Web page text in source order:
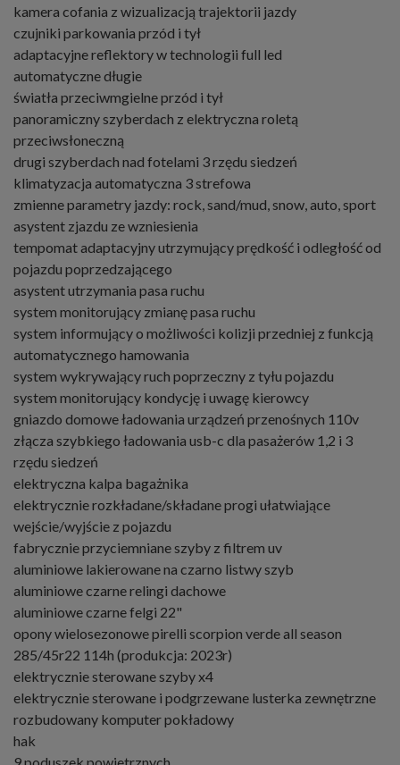
kamera cofania z wizualizacją trajektorii jazdy
czujniki parkowania przód i tył
adaptacyjne reflektory w technologii full led
automatyczne długie
światła przeciwmgielne przód i tył
panoramiczny szyberdach z elektryczna roletą
przeciwsłoneczną
drugi szyberdach nad fotelami 3 rzędu siedzeń
klimatyzacja automatyczna 3 strefowa
zmienne parametry jazdy: rock, sand/mud, snow, auto, sport
asystent zjazdu ze wzniesienia
tempomat adaptacyjny utrzymujący prędkość i odległość od
pojazdu poprzedzającego
asystent utrzymania pasa ruchu
system monitorujący zmianę pasa ruchu
system informujący o możliwości kolizji przedniej z funkcją
automatycznego hamowania
system wykrywający ruch poprzeczny z tyłu pojazdu
system monitorujący kondycję i uwagę kierowcy
gniazdo domowe ładowania urządzeń przenośnych 110v
złącza szybkiego ładowania usb-c dla pasażerów 1,2 i 3
rzędu siedzeń
elektryczna kalpa bagażnika
elektrycznie rozkładane/składane progi ułatwiające
wejście/wyjście z pojazdu
fabrycznie przyciemniane szyby z filtrem uv
aluminiowe lakierowane na czarno listwy szyb
aluminiowe czarne relingi dachowe
aluminiowe czarne felgi 22"
opony wielosezonowe pirelli scorpion verde all season
285/45r22 114h (produkcja: 2023r)
elektrycznie sterowane szyby x4
elektrycznie sterowane i podgrzewane lusterka zewnętrzne
rozbudowany komputer pokładowy
hak